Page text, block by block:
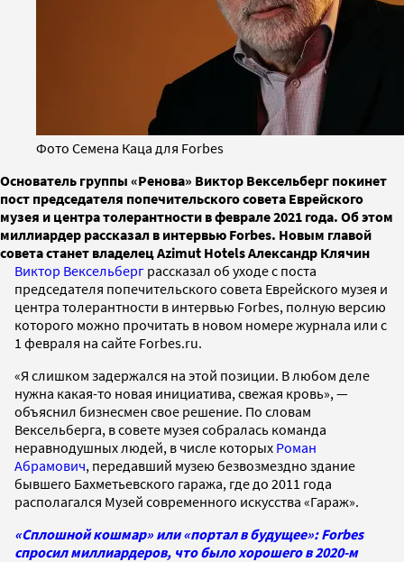
Фото Семена Каца для Forbes
Основатель группы «Ренова» Виктор Вексельберг покинет
пост председателя попечительского совета Еврейского
музея и центра толерантности в феврале 2021 года. Об этом
миллиардер рассказал в интервью Forbes. Новым главой
совета станет владелец Azimut Hotels Александр Клячин
Виктор Вексельберг рассказал об уходе с поста
председателя попечительского совета Еврейского музея и
центра толерантности в интервью Forbes, полную версию
которого можно прочитать в новом номере журнала или с
1 февраля на сайте Forbes.ru.
«Я слишком задержался на этой позиции. В любом деле
нужна какая-то новая инициатива, свежая кровь», —
объяснил бизнесмен свое решение. По словам
Вексельберга, в совете музея собралась команда
неравнодушных людей, в числе которых Роман
Абрамович, передавший музею безвозмездно здание
бывшего Бахметьевского гаража, где до 2011 года
располагался Музей современного искусства «Гараж».
«Сплошной кошмар» или «портал в будущее»: Forbes
спросил миллиардеров, что было хорошего в 2020-м